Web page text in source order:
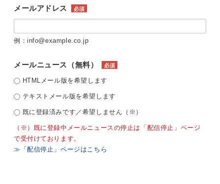
メールアドレス 必須
例：info@example.co.jp
メールニュース（無料） 必須
HTMLメール版を希望します
テキストメール版を希望します
既に登録済みです／希望しません（※）
（※）既に登録中メールニュースの停止は「配信停止」ページ
で受付けております。
≫「配信停止」ページはこちら